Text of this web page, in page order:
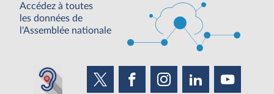
Accédez à toutes
les données de
l'Assemblée nationale